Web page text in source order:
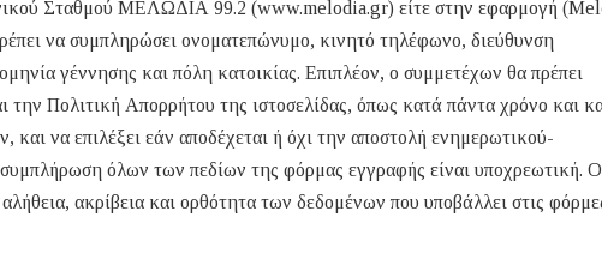
Σταθμού ΜΕΛΩΔΙΑ 99.2 (www.melodia.gr) είτε στην εφαρμογή
να συμπληρώσει ονοματεπώνυμο, κινητό τηλέφωνο, διεύθυνση
γέννησης και πόλη κατοικίας. Επιπλέον, ο συμμετέχων θα πρέπει
Πολιτική Απορρήτου της ιστοσελίδας, όπως κατά πάντα χρόνο και
να επιλέξει εάν αποδέχεται ή όχι την αποστολή ενημερωτικού-
όλων των πεδίων της φόρμας εγγραφής είναι υποχρεωτική. Ο
ακρίβεια και ορθότητα των δεδομένων που υποβάλλει στις